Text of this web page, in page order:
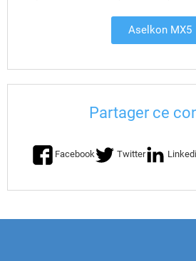
Aselkon MX5
Partager ce
Facebook Twitter